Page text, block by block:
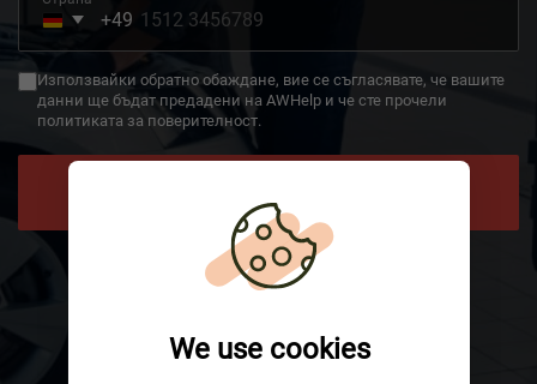
Germany
+49
+49
Използвайки обратно обаждане, вие се съгласявате, че вашите
данни ще бъдат предадени на AWHelp и че сте прочели
политиката за поверителност.
We use cookies